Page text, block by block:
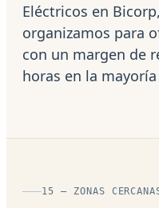
Eléctricos en
organizamos para
con un margen de
horas en la
15 — ZONAS